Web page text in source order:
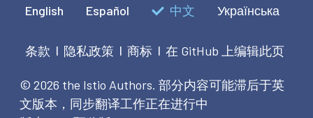
English Español 中文 Українська
条款 | 隐私政策 | 商标 | 在 GitHub 上编辑此页
© 2026 the Istio Authors. 部分内容可能滞后于英
文版本，同步翻译工作正在进行中